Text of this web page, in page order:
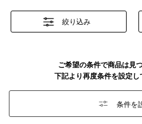
絞り込み
ご希望の条件で商品は見
下記より再度条件を設定し
条件を